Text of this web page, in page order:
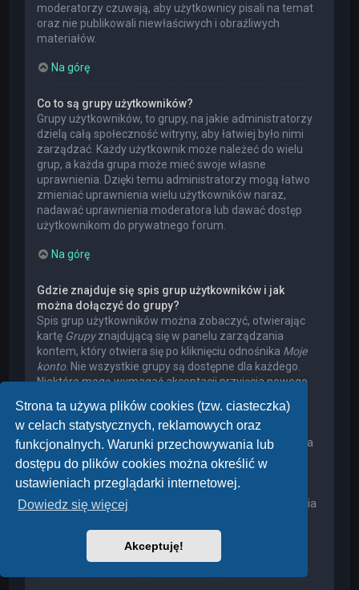
Strona ta używa plików cookies (tzw. ciasteczka)
w celach statystycznych, reklamowych oraz
funkcjonalnych. Warunki przechowywania lub
dostępu do plików cookies można określić w
ustawieniach przeglądarki internetowej.
Dowiedz się więcej
Akceptuję!
moderatorzy czuwają, aby użytkownicy pisali na temat
oraz nie publikowali niewłaściwych i obraźliwych
materiałów.
Na górę
Co to są grupy użytkowników?
Grupy użytkowników, to grupy, na jakie administratorzy
dzielą całą społeczność witryny, aby łatwiej było nimi
zarządzać. Każdy użytkownik może należeć do wielu
grup, a każda grupa może mieć swoje własne
uprawnienia. Dzięki temu administratorzy mogą łatwo
zmieniać uprawnienia wielu użytkowników naraz,
nadawać uprawnienia moderatora lub dawać dostęp
użytkownikom do prywatnego forum.
Na górę
Gdzie znajduje się spis grup użytkowników i jak
można dołączyć do grupy?
Spis grup użytkowników można zobaczyć, otwierając
kartę Grupyznajdującą się w panelu zarządzania
kontem, który otwiera się po kliknięciu odnośnika Moje
konto. Nie wszystkie grupy są dostępne dla każdego.
Niektóre mogą wymagać akceptacji przyjęcia nowego
mogą mieć ukrytych członków. Użytkownik może
poprosić o przyjęcie do danej grupy, naciskając
odpowiedni przycisk. Prośba o przyjęcie do grupy, która
wymaga akceptacji przyjęcia nowego członka, musi
zostać zaakceptowana przez lidera grupy. Może on
poprosić użytkownika o podanie wyjaśnień, dlaczego
chce on dołączyć do tej grupy. W przypadku otrzymania
pytaniami – widocznie miał on swoje powody.
Na górę